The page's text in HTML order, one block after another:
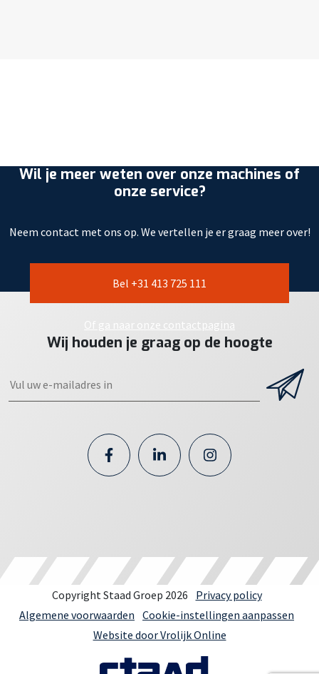
Wil je meer weten over onze machines of
onze service?
Neem contact met ons op. We vertellen je er graag meer over!
Bel +31 413 725 111
Of ga naar onze contactpagina
Wij houden je graag op de hoogte
Copyright Staad Groep 2026
Privacy policy
Algemene voorwaarden Cookie-instellingen aanpassen
Website door Vrolijk Online